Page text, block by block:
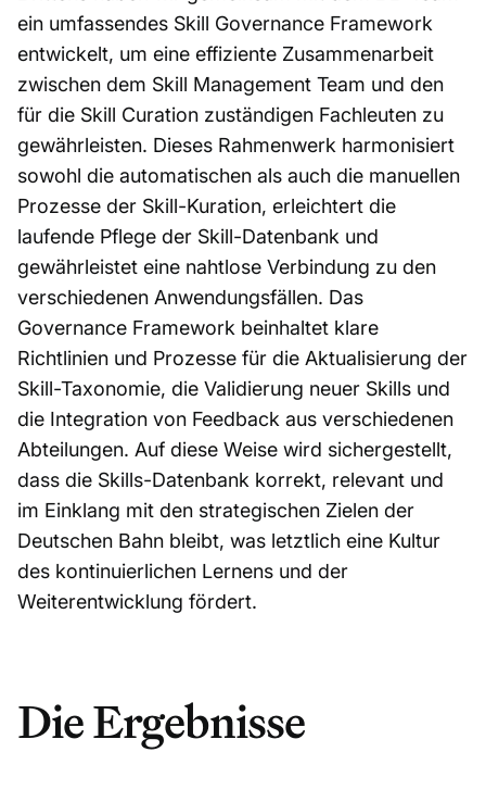
ein umfassendes Skill Governance Framework
entwickelt, um eine effiziente Zusammenarbeit
zwischen dem Skill Management Team und den
für die Skill Curation zuständigen Fachleuten zu
gewährleisten. Dieses Rahmenwerk harmonisiert
sowohl die automatischen als auch die manuellen
Prozesse der Skill-Kuration, erleichtert die
laufende Pflege der Skill-Datenbank und
gewährleistet eine nahtlose Verbindung zu den
verschiedenen Anwendungsfällen. Das
Governance Framework beinhaltet klare
Richtlinien und Prozesse für die Aktualisierung der
Skill-Taxonomie, die Validierung neuer Skills und
die Integration von Feedback aus verschiedenen
Abteilungen. Auf diese Weise wird sichergestellt,
dass die Skills-Datenbank korrekt, relevant und
im Einklang mit den strategischen Zielen der
Deutschen Bahn bleibt, was letztlich eine Kultur
des kontinuierlichen Lernens und der
Weiterentwicklung fördert.
Die Ergebnisse